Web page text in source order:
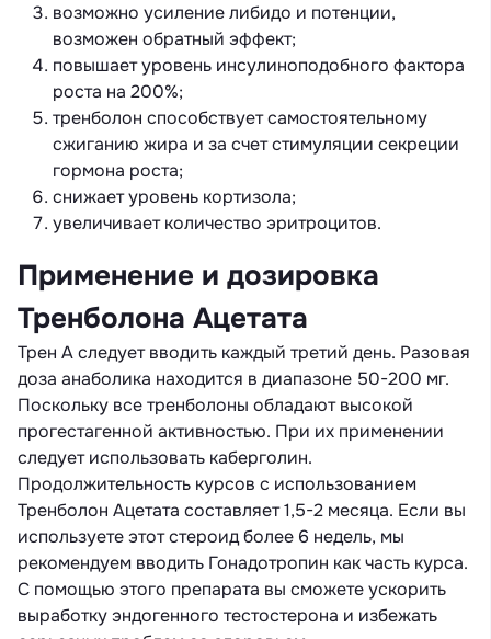
возможно усиление либидо и потенции,
возможен обратный эффект;
повышает уровень инсулиноподобного фактора
роста на 200%;
тренболон способствует самостоятельному
сжиганию жира и за счет стимуляции секреции
гормона роста;
снижает уровень кортизола;
увеличивает количество эритроцитов.
Применение и дозировка
Тренболона Ацетата
Трен А следует вводить каждый третий день. Разовая
доза анаболика находится в диапазоне 50-200 мг.
Поскольку все тренболоны обладают высокой
прогестагенной активностью. При их применении
следует использовать каберголин.
Продолжительность курсов с использованием
Тренболон Ацетата составляет 1,5-2 месяца. Если вы
используете этот стероид более 6 недель, мы
рекомендуем вводить Гонадотропин как часть курса.
С помощью этого препарата вы сможете ускорить
выработку эндогенного тестостерона и избежать